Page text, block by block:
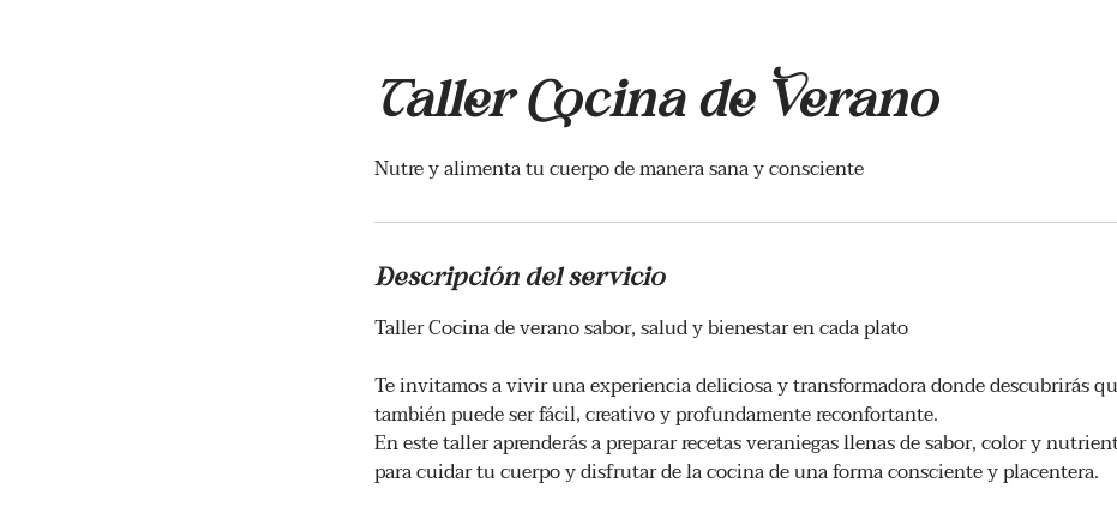
Taller Cocina de Verano
Nutre y alimenta tu cuerpo de manera sana y consciente
Descripción del servicio
Taller Cocina de verano sabor, salud y bienestar en cada plato
Te invitamos a vivir una experiencia deliciosa y transformadora donde descubrirás
también puede ser fácil, creativo y profundamente reconfortante.
En este taller aprenderás a preparar recetas veraniegas llenas de sabor, color y
para cuidar tu cuerpo y disfrutar de la cocina de una forma consciente y placentera.